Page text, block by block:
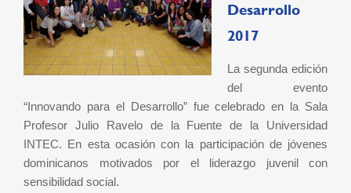
Desarrollo
2017
La segunda edición
del evento
“Innovando para el Desarrollo” fue celebrado en la Sala
Profesor Julio Ravelo de la Fuente de la Universidad
INTEC. En esta ocasión con la participación de jóvenes
dominicanos motivados por el liderazgo juvenil con
sensibilidad social.